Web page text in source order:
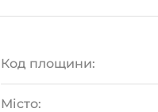
Код площини:
Місто: